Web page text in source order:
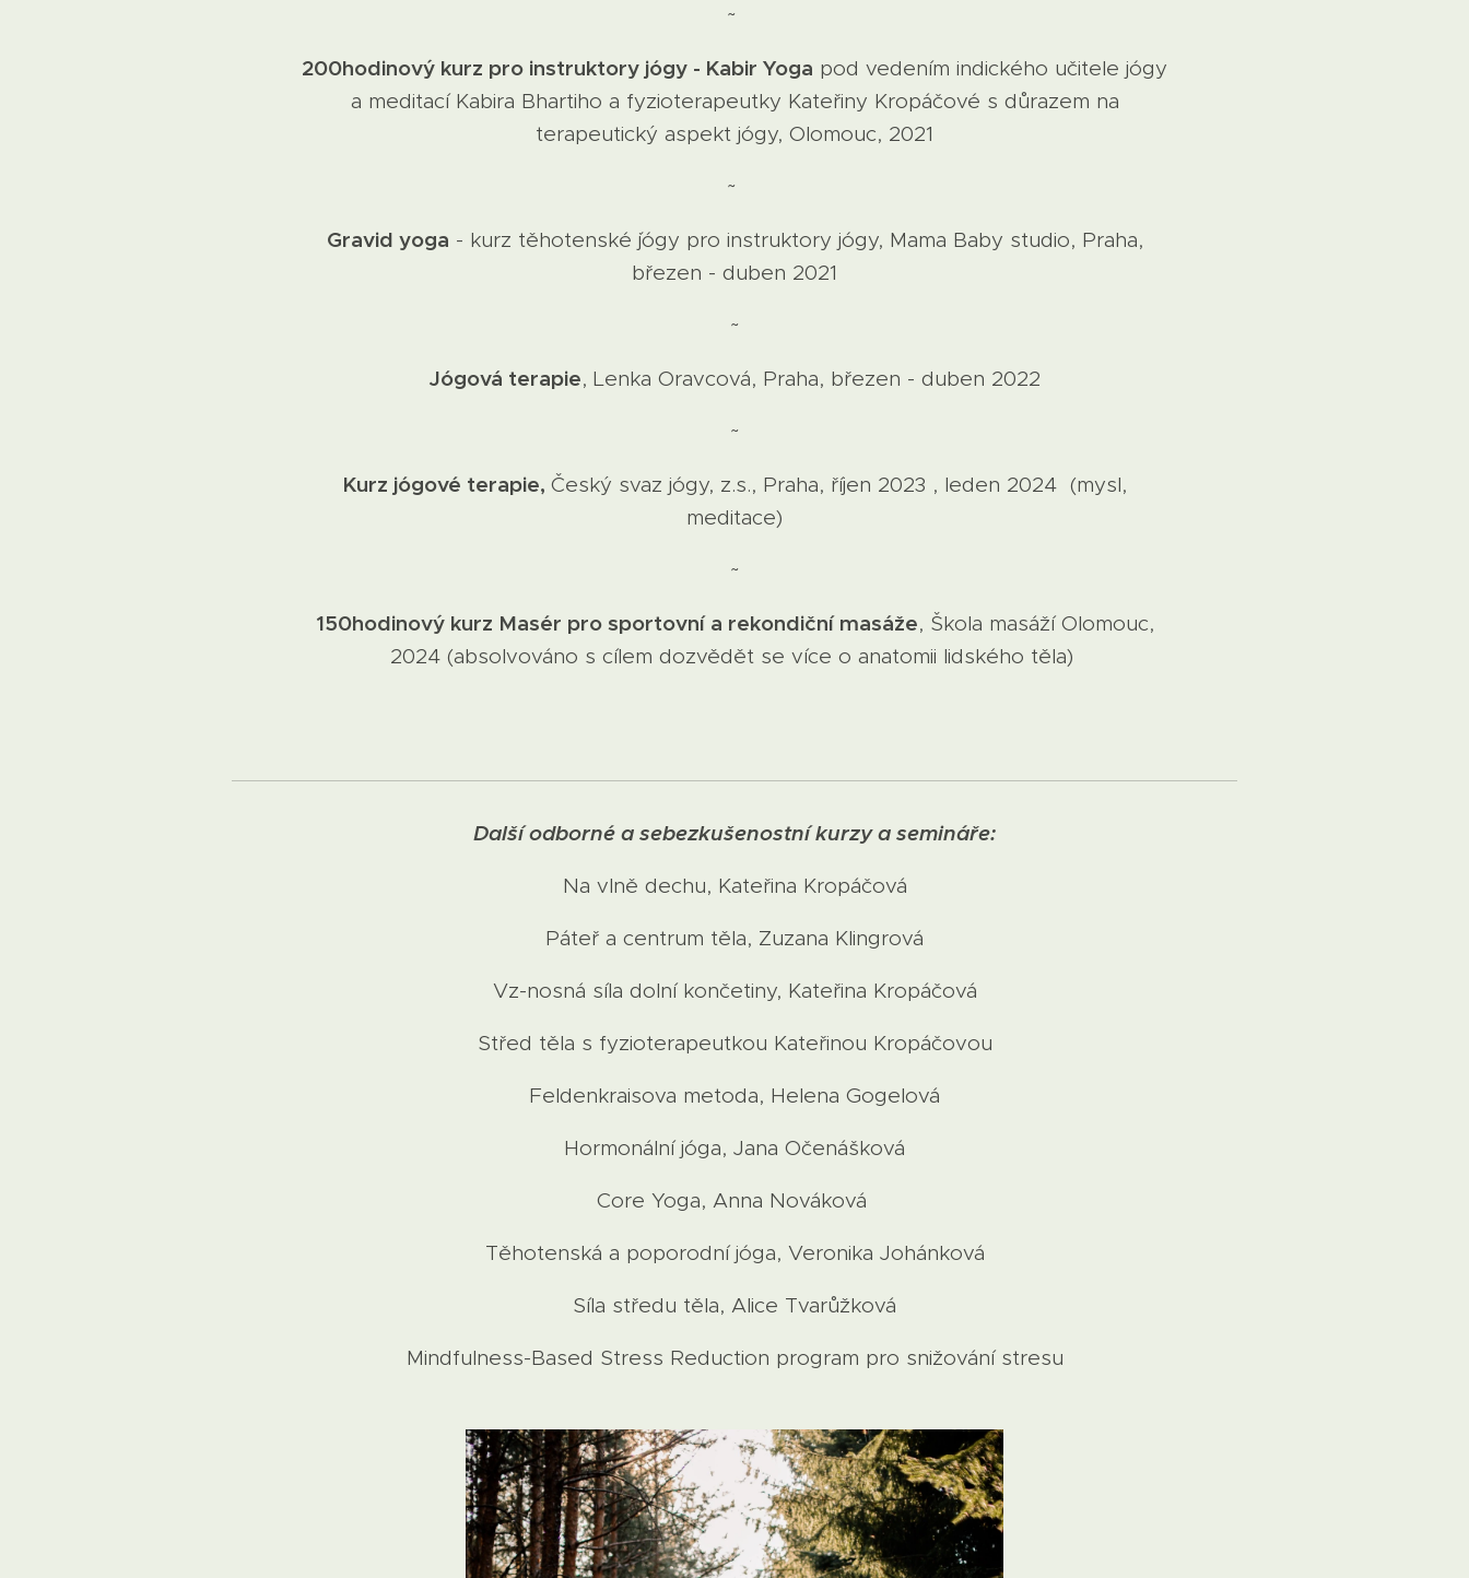
~
200hodinový kurz pro instruktory jógy - Kabir Yoga pod vedením indického učitele jógy
a meditací Kabira Bhartiho a fyzioterapeutky Kateřiny Kropáčové s důrazem na
terapeutický aspekt jógy, Olomouc, 2021
~
Gravid yoga - kurz těhotenské ´jógy pro instruktory jógy, Mama Baby studio, Praha,
březen - duben 2021
~
Jógová terapie, Lenka Oravcová, Praha, březen - duben 2022
~
Kurz jógové terapie, Český svaz jógy, z.s., Praha, říjen 2023 , leden 2024 (mysl,
meditace)
~
150hodinový kurz Masér pro sportovní a rekondiční masáže, Škola masáží Olomouc,
2024 (absolvováno s cílem dozvědět se více o anatomii lidského těla)
Další odborné a sebezkušenostní kurzy a semináře:
Na vlně dechu, Kateřina Kropáčová
Páteř a centrum těla, Zuzana Klingrová
Vz-nosná síla dolní končetiny, Kateřina Kropáčová
Střed těla s fyzioterapeutkou Kateřinou Kropáčovou
Feldenkraisova metoda, Helena Gogelová
Hormonální jóga, Jana Očenášková
Core Yoga, Anna Nováková
Těhotenská a poporodní jóga, Veronika Johánková
Síla středu těla, Alice Tvarůžková
Mindfulness-Based Stress Reduction program pro snižování stresu